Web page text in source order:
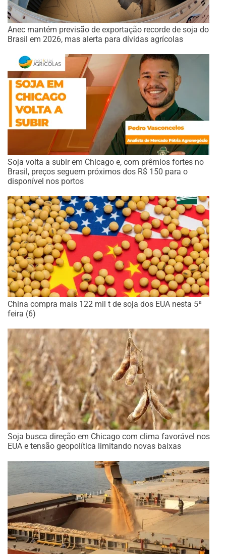
Anec mantém previsão de exportação recorde de soja do
Brasil em 2026, mas alerta para dívidas agrícolas
Soja volta a subir em Chicago e, com prêmios fortes no
Brasil, preços seguem próximos dos R$ 150 para o
disponível nos portos
China compra mais 122 mil t de soja dos EUA nesta 5ª
feira (6)
Soja busca direção em Chicago com clima favorável nos
EUA e tensão geopolítica limitando novas baixas